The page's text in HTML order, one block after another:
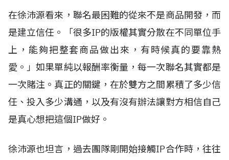
在徐沛源看來，聯名最困難的從來不是商品開發，而
是建立信任。「很多IP的版權其實分散在不同單位手
上，能夠把整套商品做出來，有時候真的要靠熱
愛。」如果單純以報酬率衡量，每一次聯名其實都是
一次賭注。真正的關鍵，在於雙方之間累積了多少信
任、投入多少溝通，以及有沒有辦法讓對方相信自己
是真心想把這個IP做好。
徐沛源也坦言，過去團隊剛開始接觸IP合作時，往往